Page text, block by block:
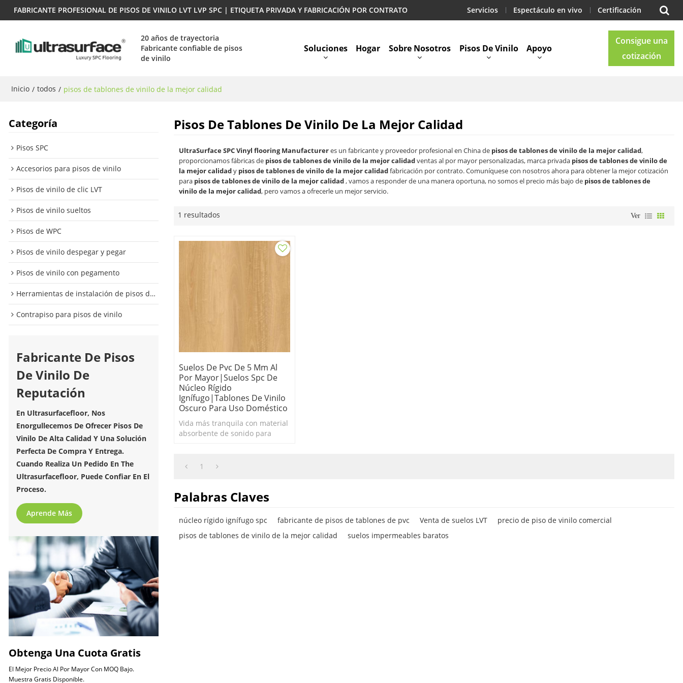
FABRICANTE PROFESIONAL DE PISOS DE VINILO LVT LVP SPC | ETIQUETA PRIVADA Y FABRICACIÓN POR CONTRATO Servicios Espectáculo en vivo Certificación
20 años de trayectoria
Fabricante confiable de pisos
de vinilo
Soluciones Hogar Sobre Nosotros Pisos De Vinilo Apoyo
Consigue una
cotización
Inicio / todos / pisos de tablones de vinilo de la mejor calidad
Categoría
Pisos SPC
Accesorios para pisos de vinilo
Pisos de vinilo de clic LVT
Pisos de vinilo sueltos
Pisos de WPC
Pisos de vinilo despegar y pegar
Pisos de vinilo con pegamento
Herramientas de instalación de pisos de vinilo
Contrapiso para pisos de vinilo
Fabricante De Pisos
De Vinilo De
Reputación
En Ultrasurfacefloor, Nos
Enorgullecemos De Ofrecer Pisos De
Vinilo De Alta Calidad Y Una Solución
Perfecta De Compra Y Entrega.
Cuando Realiza Un Pedido En The
Ultrasurfacefloor, Puede Confiar En El
Proceso.
Aprende Más
Obtenga Una Cuota Gratis
El Mejor Precio Al Por Mayor Con MOQ Bajo.
Muestra Gratis Disponible.
Pisos De Tablones De Vinilo De La Mejor Calidad
UltraSurface SPC Vinyl flooring Manufactureres un fabricante y proveedor profesional en China de pisos de tablones de vinilo de la mejor calidad,
proporcionamos fábricas de pisos de tablones de vinilo de la mejor calidadventas al por mayor personalizadas, marca privada pisos de tablones de vinilo de
la mejor calidady pisos de tablones de vinilo de la mejor calidadfabricación por contrato. Comuníquese con nosotros ahora para obtener la mejor cotización
para pisos de tablones de vinilo de la mejor calidad, vamos a responder de una manera oportuna, no somos el precio más bajo de pisos de tablones de
vinilo de la mejor calidad, pero vamos a ofrecerle un mejor servicio.
1 resultados Ver
Suelos De Pvc De 5 Mm Al
Por Mayor|suelos Spc De
Núcleo Rígido
Ignífugo|tablones De Vinilo
Oscuro Para Uso Doméstico
Vida más tranquila con material
absorbente de sonido para
1
Palabras Claves
núcleo rígido ignífugo spc fabricante de pisos de tablones de pvc Venta de suelos LVT
precio de piso de vinilo comercial
pisos de tablones de vinilo de la mejor calidad
suelos impermeables baratos